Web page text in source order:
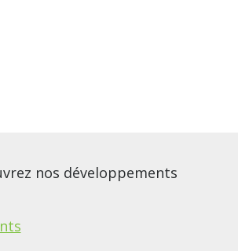
nos développements